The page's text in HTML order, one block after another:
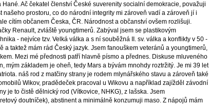
Ač čekatel členství České suverenity socialní demokracie, považuji
našeho prostoru, co do národní integrity mi zároveň vadí a zároveň jí i
cítím občanem Česka, ČR. Národnost a občanství ovšem rozlišuji.
Renault, zvláště youngtimerů. Zabýval jsem se plastikovým
- nejvíce tzv. Velká válka a s ní souběžná II. sv. válka a konflikty v 50 -
a taktež mám rád Český jazyk. Jsem fanouškem veteránů a youngtimerů,
Mezi mé přednosti patří hlavně písmo a přednes. Diskuse mluveného
mým základem je oheň, tedy Mars a bývám mnohdy roztržitý. Je mi 39 let
náš rod z matčiny strany je rodem mlynářského stavu a zároveň také
Wikov, pradědeček pracoval u Wikovu a například zajížděl závodní
je to čistě dělnický rod (Vítkovice, NHKG), z lašska. Jsem
doutníček), abstinent a minimálně konzumuji maso. Z nápojů mám